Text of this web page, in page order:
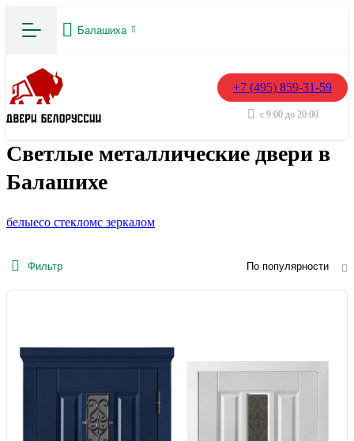
Балашиха
+7 (495) 859-31-59
с 9:00 до 20:00
Светлые металлические двери в
Балашихе
белыесо стекломс зеркалом
Фильтр По популярности